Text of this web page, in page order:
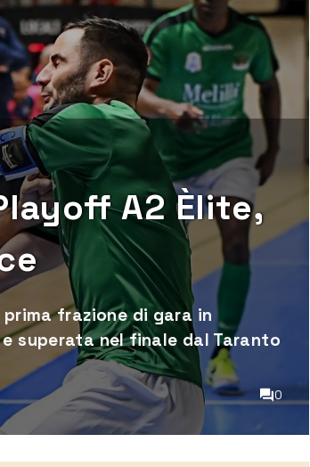
A2 Èlite,
frazione di gara in
superata nel finale dal Taranto
0